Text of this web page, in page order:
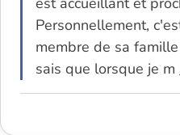
Personnellement,
membre de sa
sais que lorsque je m